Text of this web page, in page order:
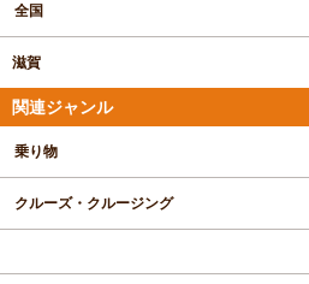
全国
滋賀
関連ジャンル
乗り物
クルーズ・クルージング